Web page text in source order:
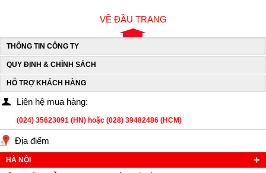
VỀ ĐẦU TRANG
THÔNG TIN CÔNG TY
QUY ĐỊNH & CHÍNH SÁCH
HỖ TRỢ KHÁCH HÀNG
Liên hệ mua hàng:
(024) 35623091 (HN) hoặc (028) 39482486 (HCM)
Địa điểm
HÀ NỘI